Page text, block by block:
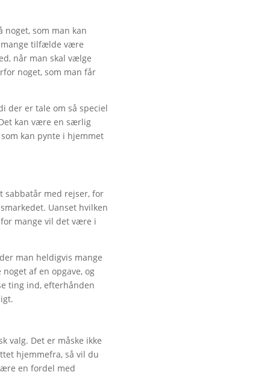
noget, som man kan
mange tilfælde være
når man skal vælge
noget, som man får
der er tale om så speciel
kan være en særlig
kan pynte i hjemmet
sabbatår med rejser, for
Uanset hvilken
mange vil det være i
man heldigvis mange
af en opgave, og
ting ind, efterhånden
valg. Det er måske ikke
hjemmefra, så vil du
en fordel med